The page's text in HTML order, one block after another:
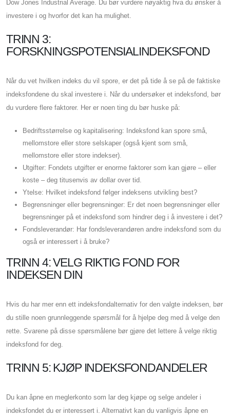
Dow Jones Industrial Average. Du bør vurdere nøyaktig hva du ønsker å
investere i og hvorfor det kan ha mulighet.
TRINN 3:
FORSKNINGSPOTENSIALINDEKSFOND
Når du vet hvilken indeks du vil spore, er det på tide å se på de faktiske
indeksfondene du skal investere i. Når du undersøker et indeksfond, bør
du vurdere flere faktorer. Her er noen ting du bør huske på:
Bedriftsstørrelse og kapitalisering: Indeksfond kan spore små,
mellomstore eller store selskaper (også kjent som små,
mellomstore eller store indekser).
Utgifter: Fondets utgifter er enorme faktorer som kan gjøre – eller
koste – deg titusenvis av dollar over tid.
Ytelse: Hvilket indeksfond følger indeksens utvikling best?
Begrensninger eller begrensninger: Er det noen begrensninger eller
begrensninger på et indeksfond som hindrer deg i å investere i det?
Fondsleverandør: Har fondsleverandøren andre indeksfond som du
også er interessert i å bruke?
TRINN 4: VELG RIKTIG FOND FOR
INDEKSEN DIN
Hvis du har mer enn ett indeksfondalternativ for den valgte indeksen, bør
du stille noen grunnleggende spørsmål for å hjelpe deg med å velge den
rette. Svarene på disse spørsmålene bør gjøre det lettere å velge riktig
indeksfond for deg.
TRINN 5: KJØP INDEKSFONDANDELER
Du kan åpne en meglerkonto som lar deg kjøpe og selge andeler i
indeksfondet du er interessert i. Alternativt kan du vanligvis åpne en